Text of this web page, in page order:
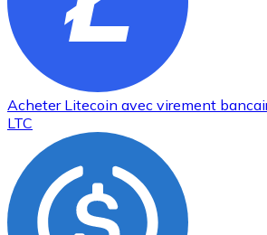
Acheter Litecoin avec virement
LTC